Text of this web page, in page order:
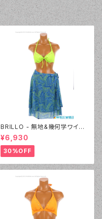
BRILLO - 無地&幾何学ワイヤ
ー 3Wayパレオセット（3314 -
60:グリーン）
¥6,930
30%OFF